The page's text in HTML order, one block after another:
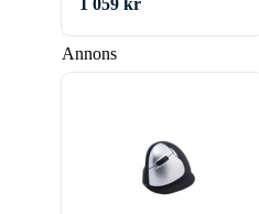
Annons
1 059 kr